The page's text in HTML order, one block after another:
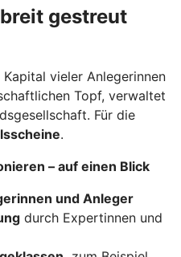
gestreut
vieler Anlegerinnen
Topf, verwaltet
Für die
.
– auf einen Blick
und Anleger
durch Expertinnen und